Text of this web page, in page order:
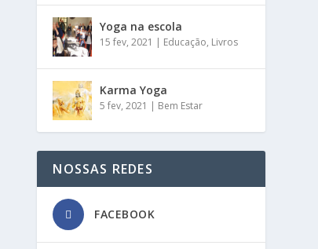
Yoga na escola
15 fev, 2021 | Educação, Livros
Karma Yoga
5 fev, 2021 | Bem Estar
NOSSAS REDES
FACEBOOK